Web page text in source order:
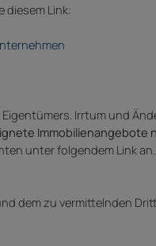
diesem Link:
Irrtum und
Immobilienangebote
unter folgendem Link
dem zu vermittelnden